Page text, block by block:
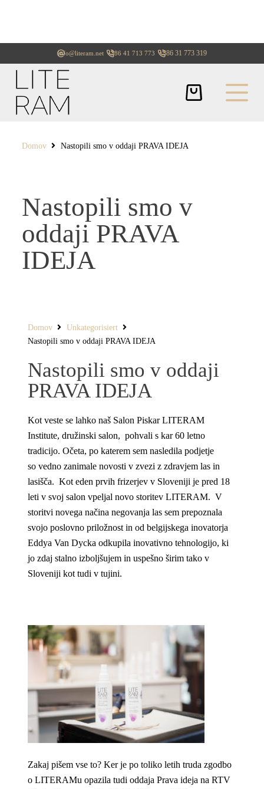
info@literam.net +386 41 713 773 +386 31 773 319
Domov Nastopili smo v oddaji PRAVA IDEJA
Nastopili smo v
oddaji PRAVA
IDEJA
Domov
Unkategorisiert
Nastopili smo v oddaji PRAVA IDEJA
Nastopili smo v oddaji
PRAVA IDEJA
Kot veste se lahko naš Salon Piskar LITERAM
Institute, družinski salon, pohvali s kar 60 letno
tradicijo. Očeta, po katerem sem nasledila podjetje
so vedno zanimale novosti v zvezi z zdravjem las in
lasišča. Kot eden prvih frizerjev v Sloveniji je pred 18
leti v svoj salon vpeljal novo storitev LITERAM. V
storitvi novega načina negovanja las sem prepoznala
svojo poslovno priložnost in od belgijskega inovatorja
Eddya Van Dycka odkupila inovativno tehnologijo, ki
jo zdaj stalno izboljšujem in uspešno širim tako v
Sloveniji kot tudi v tujini.
Zakaj pišem vse to? Ker je po toliko letih truda zgodbo
o LITERAMu opazila tudi oddaja Prava ideja na RTV